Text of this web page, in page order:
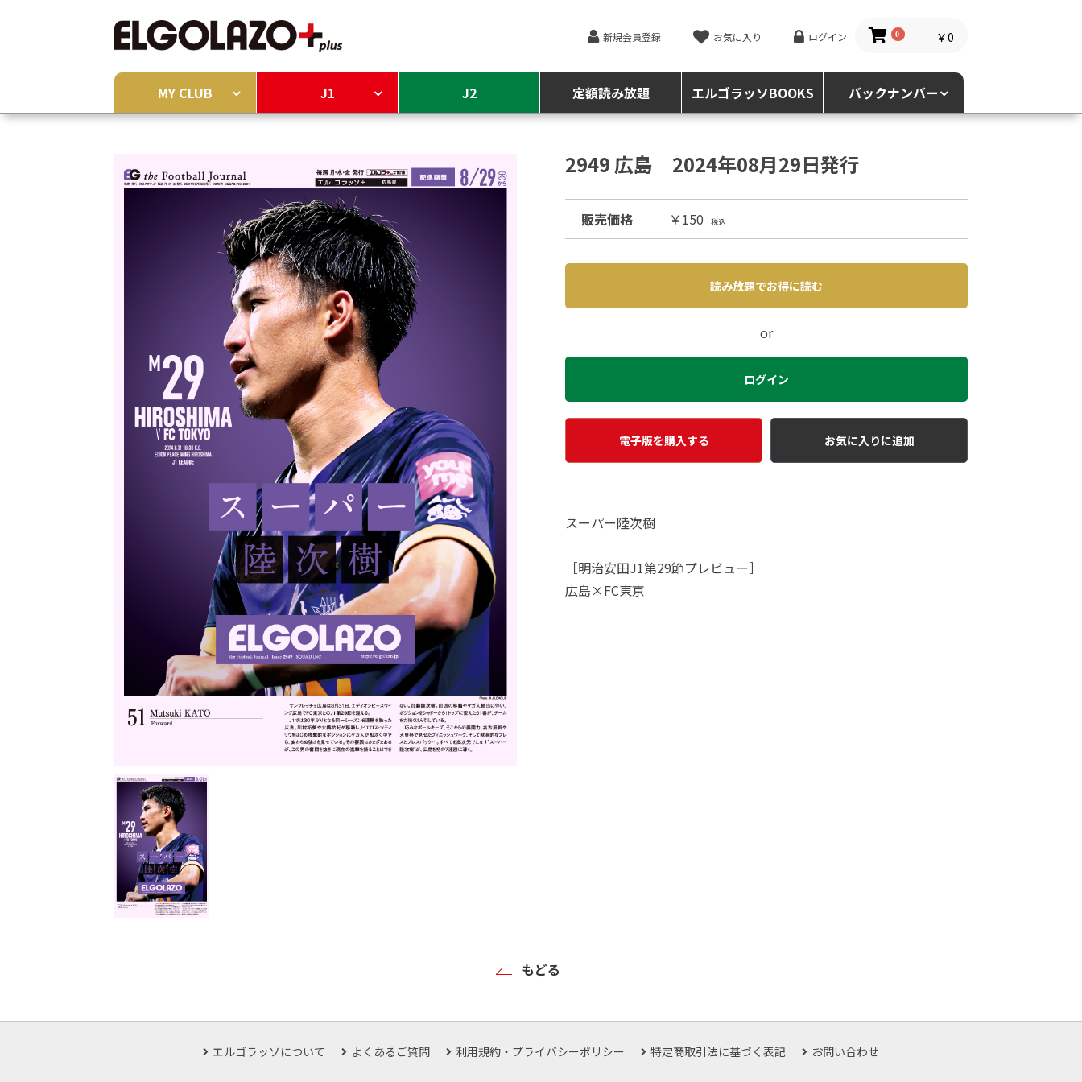
新規会員登録 お気に入り ログイン 0 ￥0
MY CLUB J1 J2 定額読み放題 エルゴラッソBOOKS バックナンバー
2949 広島 2024年08月29日発行
販売価格 ￥150 税込
読み放題でお得に読む
or
ログイン
電子版を購入する お気に入りに追加
スーパー陸次樹
［明治安田J1第29節プレビュー］
広島×FC東京
もどる
エルゴラッソについて よくあるご質問 利用規約・プライバシーポリシー 特定商取引法に基づく表記 お問い合わせ